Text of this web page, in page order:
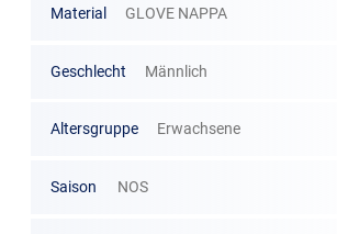
Material GLOVE NAPPA
Geschlecht Männlich
Altersgruppe Erwachsene
Saison NOS